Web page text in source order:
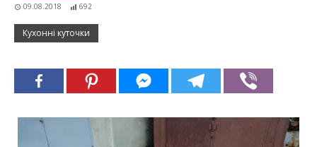
09.08.2018 692
Кухонні куточки